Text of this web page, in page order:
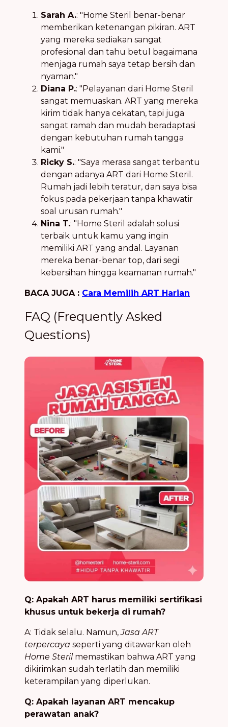
Sarah A.: "Home Steril benar-benar
memberikan ketenangan pikiran. ART
yang mereka sediakan sangat
profesional dan tahu betul bagaimana
menjaga rumah saya tetap bersih dan
nyaman."
Diana P.: "Pelayanan dari Home Steril
sangat memuaskan. ART yang mereka
kirim tidak hanya cekatan, tapi juga
sangat ramah dan mudah beradaptasi
dengan kebutuhan rumah tangga
kami."
Ricky S.: "Saya merasa sangat terbantu
dengan adanya ART dari Home Steril.
Rumah jadi lebih teratur, dan saya bisa
fokus pada pekerjaan tanpa khawatir
soal urusan rumah."
Nina T.: "Home Steril adalah solusi
terbaik untuk kamu yang ingin
memiliki ART yang andal. Layanan
mereka benar-benar top, dari segi
kebersihan hingga keamanan rumah."
BACA JUGA : Cara Memilih ART Harian
FAQ (Frequently Asked
Questions)
Q: Apakah ART harus memiliki sertifikasi
khusus untuk bekerja di rumah?
A: Tidak selalu. Namun,Jasa ART
terpercaya seperti yang ditawarkan oleh
Home Sterilmemastikan bahwa ART yang
dikirimkan sudah terlatih dan memiliki
keterampilan yang diperlukan.
Q: Apakah layanan ART mencakup
perawatan anak?